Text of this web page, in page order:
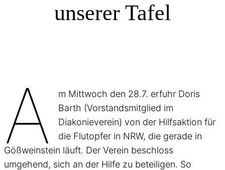
unserer Tafel
A
m Mittwoch den 28.7. erfuhr Doris
Barth (Vorstandsmitglied im
Diakonieverein) von der Hilfsaktion für
die Flutopfer in NRW, die gerade in
Gößweinstein läuft. Der Verein beschloss
umgehend, sich an der Hilfe zu beteiligen. So